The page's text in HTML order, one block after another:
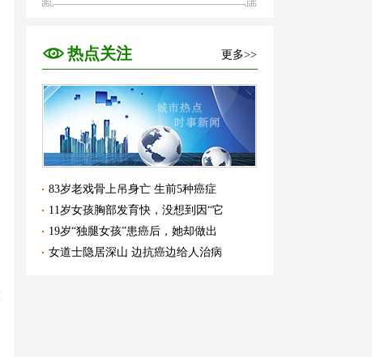
热点关注 更多>>
83岁老戏骨上吊身亡 生前5种癌症
11岁女孩胸部发育快，没想到因“它
19岁“独腿女孩”患癌后，她却做出
女道士隐居深山 边抗癌边给人治病